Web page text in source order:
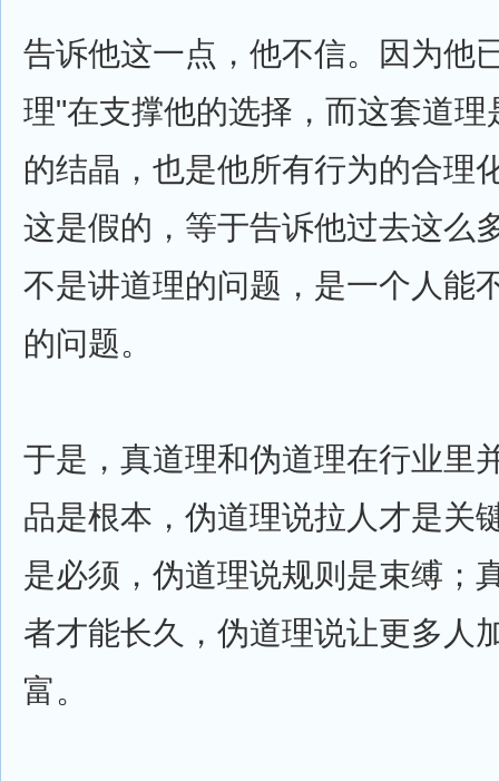
告诉他这一点，他不信。因为他
理"在支撑他的选择，而这套道
的结晶，也是他所有行为的合理
这是假的，等于告诉他过去这么
不是讲道理的问题，是一个人能
的问题。
于是，真道理和伪道理在行业里
品是根本，伪道理说拉人才是关
是必须，伪道理说规则是束缚；
者才能长久，伪道理说让更多人
富。